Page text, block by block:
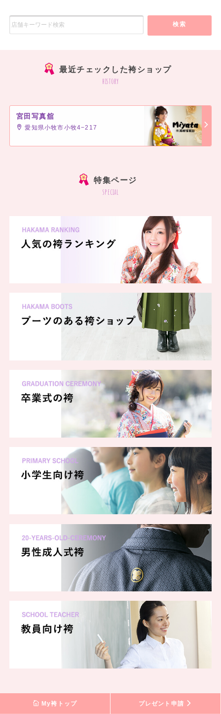
検索
最近チェックした袴ショップ
history
宮田写真舘
愛知県小牧市小牧4−217
特集ページ
special
My袴トップ プレゼント申請